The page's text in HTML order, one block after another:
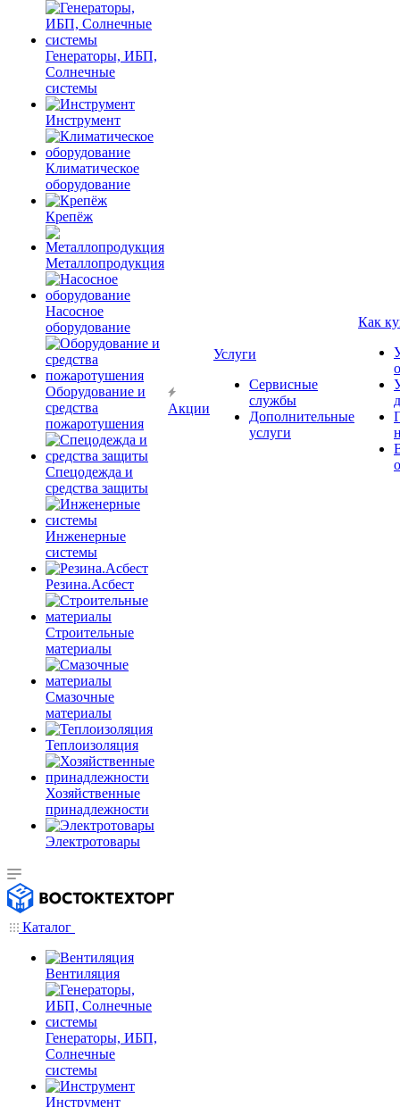
Генераторы, ИБП,
Солнечные
системы
Инструмент
Климатическое
оборудование
Крепёж
Металлопродукция
Насосное
оборудование
Оборудование и
средства
пожаротушения
Спецодежда и
средства защиты
Инженерные
системы
Резина.Асбест
Строительные
материалы
Смазочные
материалы
Теплоизоляция
Хозяйственные
принадлежности
Электротовары
Акции
Услуги
Сервисные
службы
Дополнительные
услуги
Как
Каталог
Вентиляция
Генераторы, ИБП,
Солнечные
системы
Инструмент